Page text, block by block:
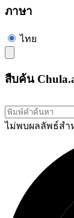
ภาษา
ไทย
สืบค้น
ไม่พบผลลัพธ์สำ